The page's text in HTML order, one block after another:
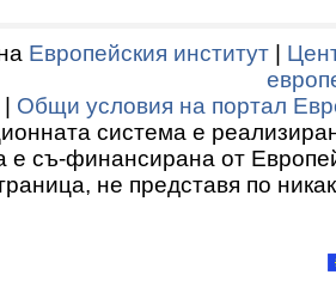
Европейския институт
Общи условия на портал
система е
е съ-финансирана от
не представя по